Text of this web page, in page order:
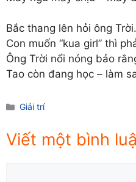
Bắc thang lên hỏi ông
Con muốn “kua girl” thì
Ông Trời nổi nóng bảo
Tao còn đang học – làm
Danh
Giải trí
Viết một bình